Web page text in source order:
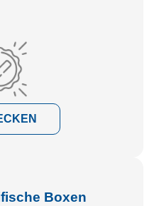
Boxen